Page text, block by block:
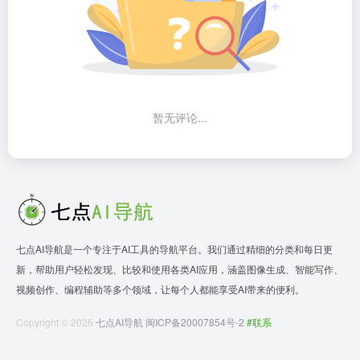
暂无评论...
七点AI导航是一个专注于AI工具的导航平台。我们通过精细的分类和每日更
新，帮助用户轻松发现、比较和使用各类AI应用，涵盖图像生成、智能写作、
视频创作、编程辅助等多个领域，让每个人都能享受AI带来的便利。
Copyright © 2026 七点AI导航 闽ICP备20007854号-2 #联系